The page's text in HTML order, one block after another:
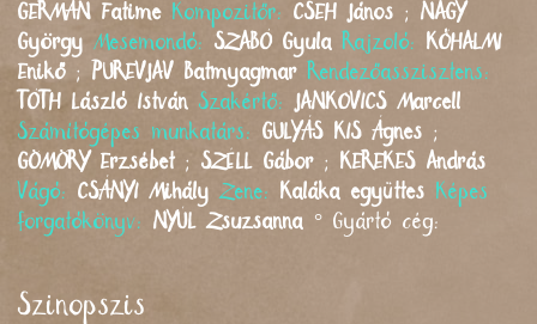
GERMÁN Fatime Kompozitőr: CSEH János ; NAGY
György Mesemondó: SZABÓ Gyula Rajzoló: KŐHALMI
Enikő ; PUREVJAV Batmyagmar Rendezőasszisztens:
TÓTH László István Szakértő: JANKOVICS Marcell
Számítógépes munkatárs: GULYÁS KIS Ágnes ;
GÖMÖRY Erzsébet ; SZÉLL Gábor ; KEREKES András
Vágó: CSÁNYI Mihály Zene: Kaláka együttes
Képes
forgatókönyv: NYÚL Zsuzsanna ° Gyártó cég:
Szinopszis